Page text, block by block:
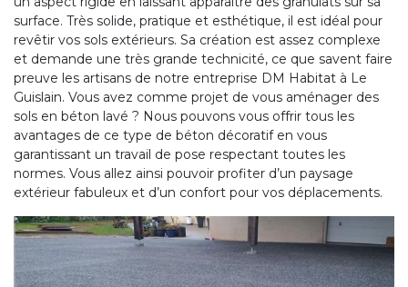
surface. Très solide, pratique et esthétique, il est idéal pour
revêtir vos sols extérieurs. Sa création est assez complexe
et demande une très grande technicité, ce que savent faire
preuve les artisans de notre entreprise DM Habitat à Le
Guislain. Vous avez comme projet de vous aménager des
sols en béton lavé ? Nous pouvons vous offrir tous les
avantages de ce type de béton décoratif en vous
garantissant un travail de pose respectant toutes les
normes. Vous allez ainsi pouvoir profiter d’un paysage
extérieur fabuleux et d’un confort pour vos déplacements.